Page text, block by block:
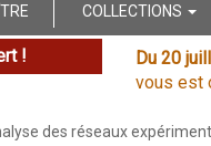
COLLECTIONS
! Du 20
vous est
des réseaux